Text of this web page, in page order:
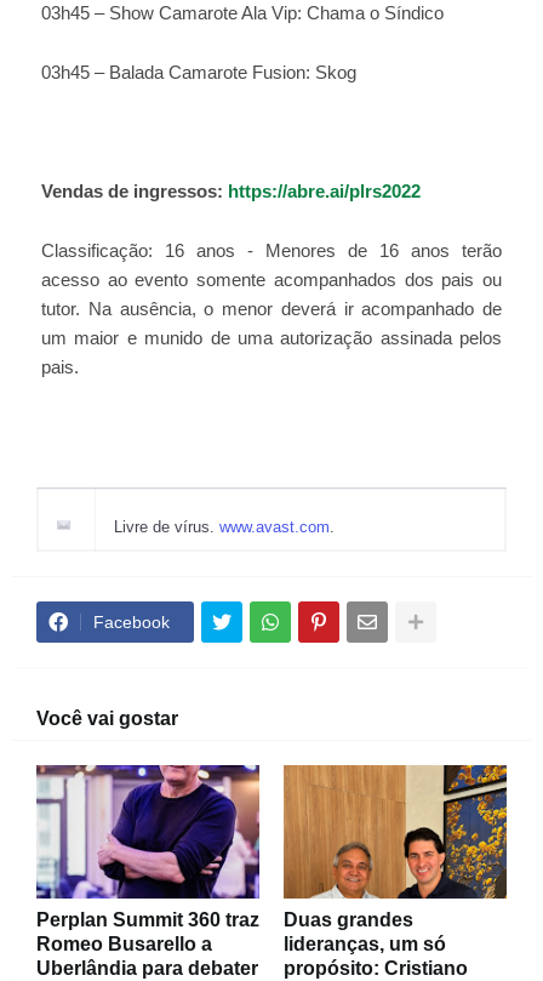
03h45 – Show Camarote Ala Vip: Chama o Síndico
03h45 – Balada Camarote Fusion: Skog
Vendas de ingressos: https://abre.ai/plrs2022
Classificação: 16 anos - Menores de 16 anos terão
acesso ao evento somente acompanhados dos pais ou
tutor. Na ausência, o menor deverá ir acompanhado de
um maior e munido de uma autorização assinada pelos
pais.
Livre de vírus. www.avast.com.
Facebook
Você vai gostar
Perplan Summit 360 traz
Romeo Busarello a
Uberlândia para debater
Duas grandes
lideranças, um só
propósito: Cristiano